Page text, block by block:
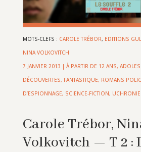
MOTS-CLEFS : CAROLE TRÉBOR, EDITIONS
NINA VOLKOVITCH
7 JANVIER 2013 | À PARTIR DE 12 ANS,
DÉCOUVERTES, FANTASTIQUE, ROMANS
D’ESPIONNAGE, SCIENCE-FICTION,
Carole Trébor,
Volkovitch — T 2 :